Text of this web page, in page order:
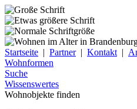
Startseite | Partner| Kontakt |
Wohnformen
Suche
Wissenswertes
Wohnobjekte finden